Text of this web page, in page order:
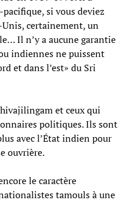
si vous deviez
certainement, un
Il n’y a aucune garantie
indiennes ne puissent
et dans l’est» du Sri
et ceux qui
politiques. Ils sont
avec l’État indien pour
ouvrière.
le caractère
tamouls à une